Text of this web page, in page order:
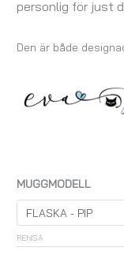
personlig för just
Den är både
MUGGMODELL
RENSA